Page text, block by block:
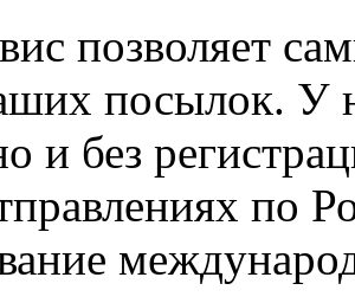
позволяет
посылок. У
и без
по